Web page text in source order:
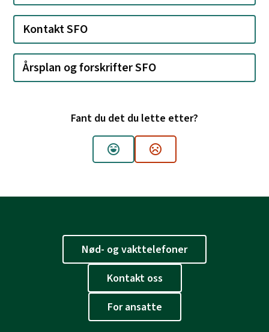
Kontakt SFO
Årsplan og forskrifter SFO
Fant du det du lette etter?
Ja Nei
Nød- og vakttelefoner
Kontakt oss
For ansatte